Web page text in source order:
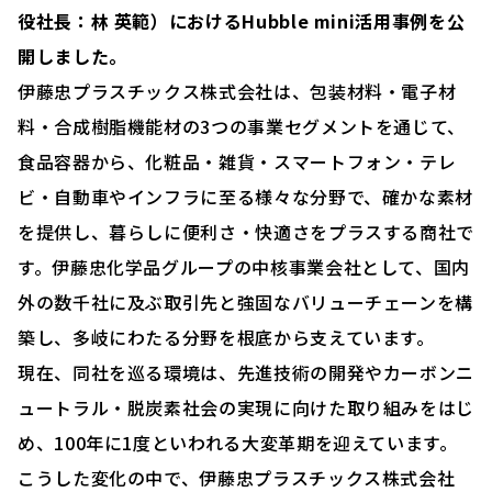
役社長：林 英範）におけるHubble mini活用事例を公
開しました。
伊藤忠プラスチックス株式会社は、包装材料・電子材
料・合成樹脂機能材の3つの事業セグメントを通じて、
食品容器から、化粧品・雑貨・スマートフォン・テレ
ビ・自動車やインフラに至る様々な分野で、確かな素材
を提供し、暮らしに便利さ・快適さをプラスする商社で
す。伊藤忠化学品グループの中核事業会社として、国内
外の数千社に及ぶ取引先と強固なバリューチェーンを構
築し、多岐にわたる分野を根底から支えています。
現在、同社を巡る環境は、先進技術の開発やカーボンニ
ュートラル・脱炭素社会の実現に向けた取り組みをはじ
め、100年に1度といわれる大変革期を迎えています。
こうした変化の中で、伊藤忠プラスチックス株式会社